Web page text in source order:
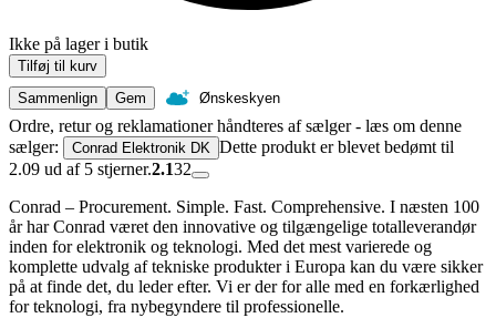
Ikke på lager i butik
Tilføj til kurv
Sammenlign
Gem Ønskeskyen
Ordre, retur og reklamationer håndteres af sælger - læs om denne
sælger:
Conrad Elektronik DK Dette produkt er blevet bedømt til
2.09 ud af 5 stjerner.2.132
Conrad – Procurement. Simple. Fast. Comprehensive. I næsten 100
år har Conrad været den innovative og tilgængelige totalleverandør
inden for elektronik og teknologi. Med det mest varierede og
komplette udvalg af tekniske produkter i Europa kan du være sikker
på at finde det, du leder efter. Vi er der for alle med en forkærlighed
for teknologi, fra nybegyndere til professionelle.